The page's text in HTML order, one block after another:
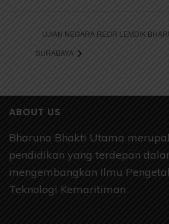
UJIAN NEGARA REOR LEMDIK
SURABAYA
ABOUT US
Bharuna Bhakti Utama
pendidikan yang terdepan
mengembangkan Ilmu
Teknologi Kemaritiman